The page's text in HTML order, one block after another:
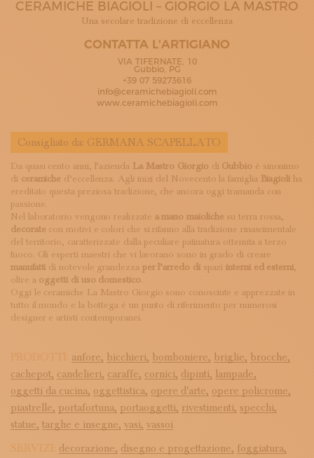
ISCRIVITI ALLA NEWSLETTER
LOGIN
CERAMICHE BIAGIOLI – GIORGIO LA MASTRO
Una secolare tradizione di eccellenza
CONTATTA L'ARTIGIANO
VIA TIFERNATE, 10
Gubbio, PG
+39 07 59273616
info@ceramichebiagioli.com
www.ceramichebiagioli.com
Consigliato da: GERMANA SCAPELLATO
Da quasi cento anni, l’azienda La Mastro Giorgio di Gubbio è sinonimo
di ceramiche d’eccellenza. Agli inizi del Novecento la famiglia Biagioli ha
ereditato questa preziosa tradizione, che ancora oggi tramanda con
passione.
Nel laboratorio vengono realizzate
a mano maioliche su terra rossa,
decorate con motivi e colori che si rifanno alla tradizione rinascimentale
del territorio, caratterizzate dalla peculiare patinatura ottenuta a terzo
fuoco. Gli esperti maestri che vi lavorano sono in grado di creare
manufatti di notevole grandezza per l’arredo dispazi interni ed esterni,
oltre a oggetti di uso domestico.
Oggi le ceramiche La Mastro Giorgio sono conosciute e apprezzate in
tutto il mondo e la bottega è un punto di riferimento per numerosi
designer e artisti contemporanei.
PRODOTTI: anfore, bicchieri, bomboniere, briglie, brocche,
cachepot, candelieri, caraffe, cornici, dipinti, lampade,
oggetti da cucina, oggettistica, opere d'arte, opere policrome,
piastrelle, portafortuna, portaoggetti, rivestimenti, specchi,
statue, targhe e insegne, vasi, vassoi
SERVIZI: decorazione, disegno e progettazione, foggiatura,